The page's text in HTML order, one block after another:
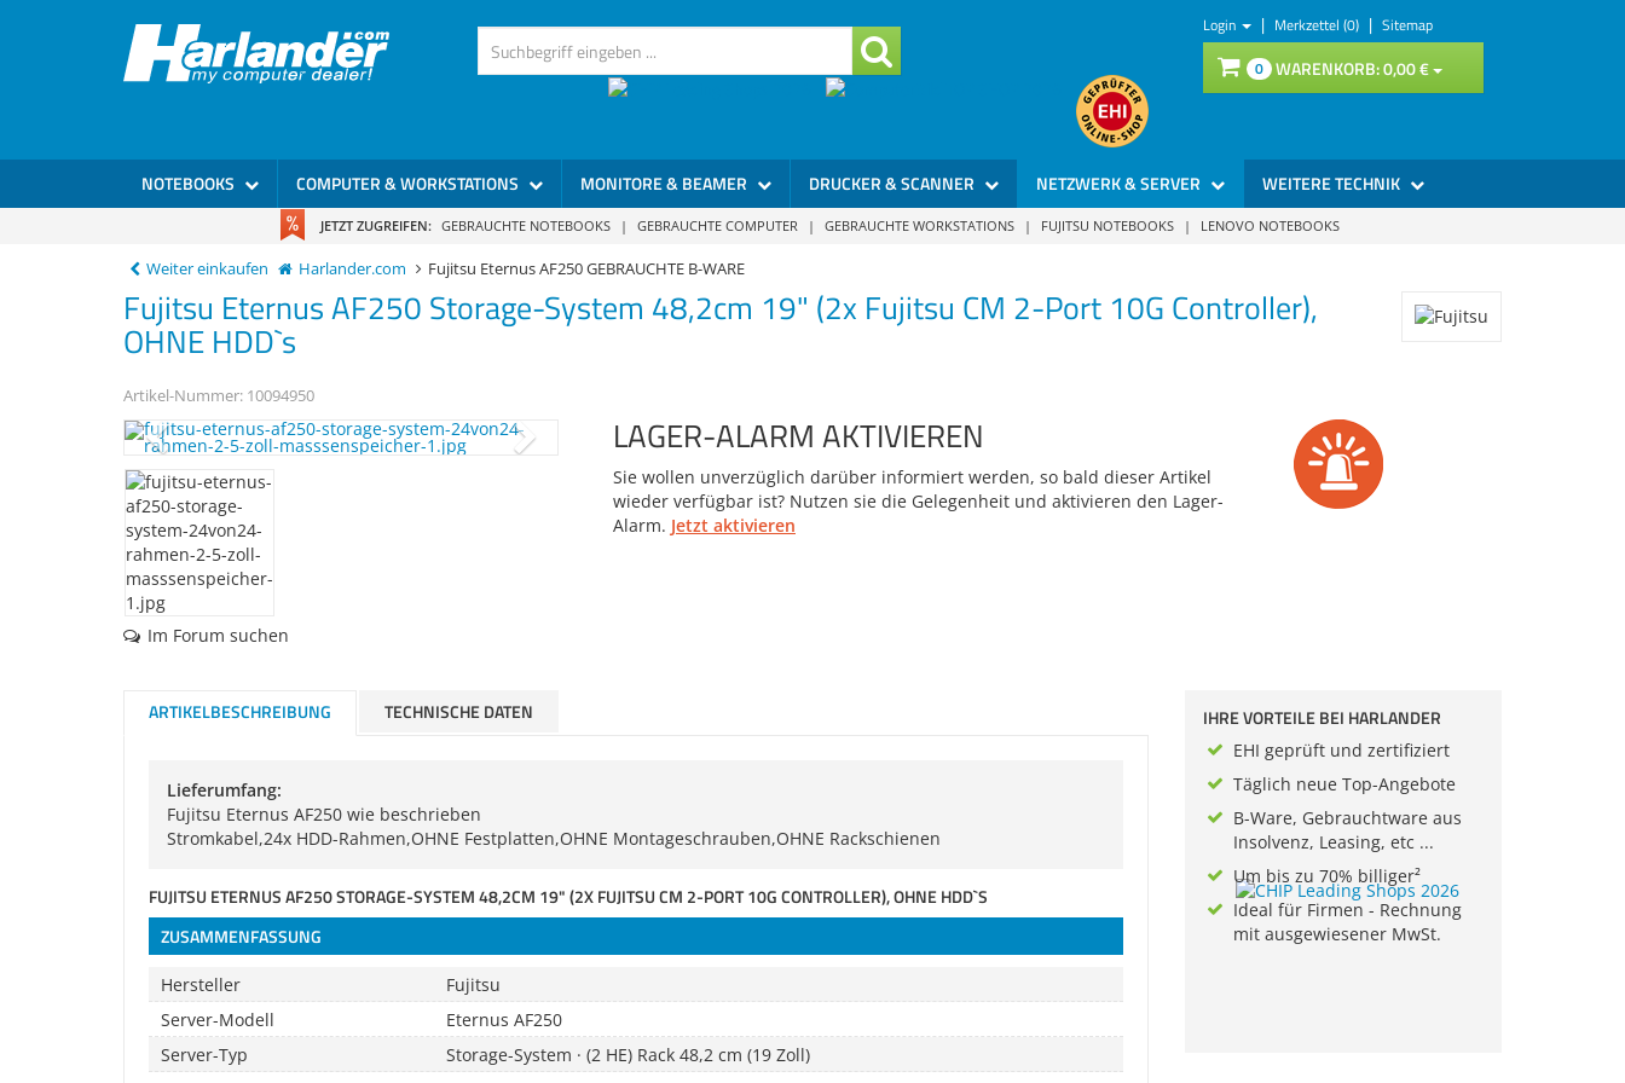
Login | Merkzettel (0) | Sitemap
0 WARENKORB:0,00€
NOTEBOOKS COMPUTER & WORKSTATIONS MONITORE & BEAMER DRUCKER & SCANNER NETZWERK & SERVER WEITERE TECHNIK
JETZT ZUGREIFEN: GEBRAUCHTE NOTEBOOKS | GEBRAUCHTE COMPUTER | GEBRAUCHTE WORKSTATIONS | FUJITSU NOTEBOOKS | LENOVO NOTEBOOKS
Weiter einkaufen Harlander.com Fujitsu Eternus AF250 GEBRAUCHTE B-WARE
Fujitsu Eternus AF250 Storage-System 48,2cm 19" (2x Fujitsu CM 2-Port 10G Controller),
OHNE HDD`s
Artikel-Nummer: 10094950
Im Forum suchen
LAGER-ALARM AKTIVIEREN
Sie wollen unverzüglich darüber informiert werden, so bald dieser Artikel
wieder verfügbar ist? Nutzen sie die Gelegenheit und aktivieren den Lager-
Alarm. Jetzt aktivieren
ARTIKELBESCHREIBUNG TECHNISCHE DATEN
Lieferumfang:
Fujitsu Eternus AF250 wie beschrieben
Stromkabel,24x HDD-Rahmen,OHNE Festplatten,OHNE Montageschrauben,OHNE Rackschienen
FUJITSU ETERNUS AF250 STORAGE-SYSTEM 48,2CM 19" (2X FUJITSU CM 2-PORT 10G CONTROLLER), OHNE HDD`S
ZUSAMMENFASSUNG
Hersteller
Fujitsu
Server-Modell
Eternus AF250
Server-Typ
Storage-System · (2 HE) Rack 48,2 cm (19 Zoll)
IHRE VORTEILE BEI HARLANDER
EHI geprüft und zertifiziert
Täglich neue Top-Angebote
B-Ware, Gebrauchtware aus
Insolvenz, Leasing, etc ...
Um bis zu 70% billiger²
Ideal für Firmen - Rechnung
mit ausgewiesener MwSt.